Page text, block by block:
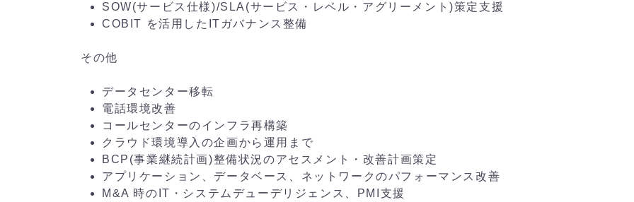
SOW(サービス仕様)/SLA(サービス・レベル・アグリーメント)策定支援
COBIT を活用したITガバナンス整備
その他
データセンター移転
電話環境改善
コールセンターのインフラ再構築
クラウド環境導入の企画から運用まで
BCP(事業継続計画)整備状況のアセスメント・改善計画策定
アプリケーション、データベース、ネットワークのパフォーマンス改善
M&A 時のIT・システムデューデリジェンス、PMI支援